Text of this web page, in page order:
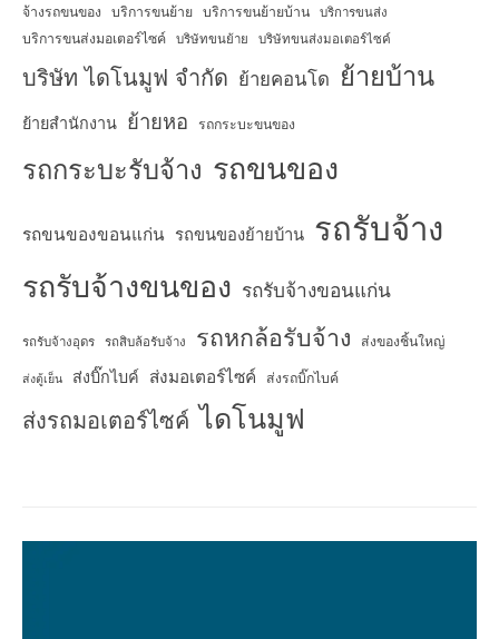
จ้างรถขนของ บริการขนย้าย บริการขนย้ายบ้าน บริการขนส่ง
บริการขนส่งมอเตอร์ไซค์ บริษัทขนย้าย บริษัทขนส่งมอเตอร์ไซค์
บริษัท ไดโนมูฟ จำกัด ย้ายคอนโด ย้ายบ้าน
ย้ายสำนักงาน ย้ายหอ รถกระบะขนของ
รถกระบะรับจ้าง รถขนของ
รถขนของขอนแก่น รถขนของย้ายบ้าน รถรับจ้าง
รถรับจ้างขนของ รถรับจ้างขอนแก่น
รถรับจ้างอุดร รถสิบล้อรับจ้าง รถหกล้อรับจ้าง ส่งของชิ้นใหญ่
ส่งตู้เย็น ส่งบิ๊กไบค์ ส่งมอเตอร์ไซค์ ส่งรถบิ๊กไบค์
ส่งรถมอเตอร์ไซค์ ไดโนมูฟ